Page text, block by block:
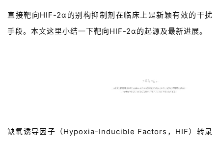
直接靶向HIF-2α的别构抑制剂在临床上是新颖有效的干扰
手段。本文这里小结一下靶向HIF-2α的起源及最新进展。
HIF的作用机制
缺氧诱导因子 （Hypoxia-Inducible Factors，HIF） 转录